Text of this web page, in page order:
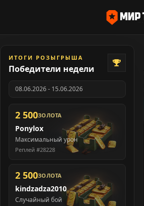
ИТОГИ РОЗЫГРЫША
Победители недели
08.06.2026 - 15.06.2026
2 500ЗОЛОТА
Ponylox
Максимальный урон
Реплей #28228
2 500ЗОЛОТА
kindzadza2010
Случайный бой